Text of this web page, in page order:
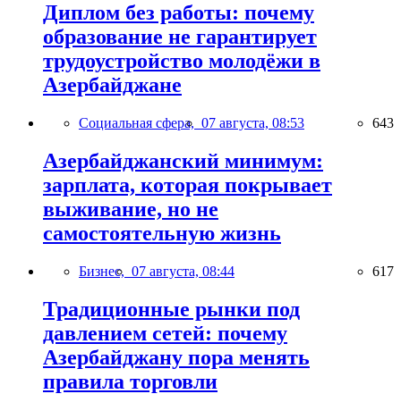
Диплом без работы: почему
образование не гарантирует
трудоустройство молодёжи в
Азербайджане
Социальная сфера, 07 августа, 08:53 643
Азербайджанский минимум:
зарплата, которая покрывает
выживание, но не
самостоятельную жизнь
Бизнес, 07 августа, 08:44 617
Традиционные рынки под
давлением сетей: почему
Азербайджану пора менять
правила торговли